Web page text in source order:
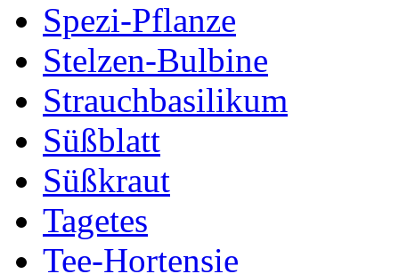
Spezi-Pflanze
Stelzen-Bulbine
Strauchbasilikum
Süßblatt
Süßkraut
Tagetes
Tee-Hortensie